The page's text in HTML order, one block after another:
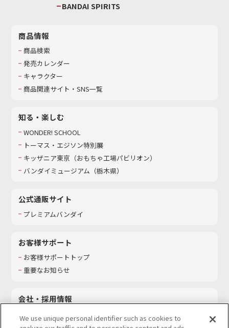
BANDAI SPIRITS
商品情報
商品検索
発売カレンダー
キャラクター
商品関連サイト・SNS一覧
知る・楽しむ
WONDER! SCHOOL
トーマス・エジソン特別展
キッザニア東京（おもちゃ工場パビリオン）​
バンダイミュージアム（栃木県）
公式通販サイト
プレミアムバンダイ
お客様サポート
お客様サポートトップ
重要なお知らせ
会社・採用情報
We use unique personal identifier such as cookies to